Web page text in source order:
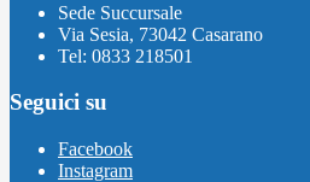
Sede Succursale
Via Sesia, 73042 Casarano
Tel: 0833 218501
Seguici su
Facebook
Instagram